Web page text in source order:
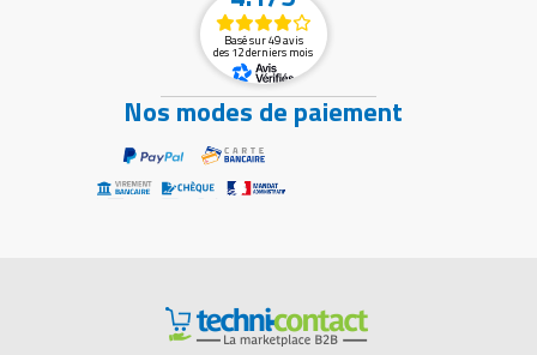
Basé sur 49 avis
des 12 derniers mois
Nos modes de paiement